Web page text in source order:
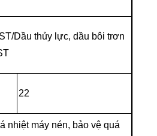
Dầu thủy lực, dầu bôi trơn
22
nhiệt máy nén, bảo vệ quá